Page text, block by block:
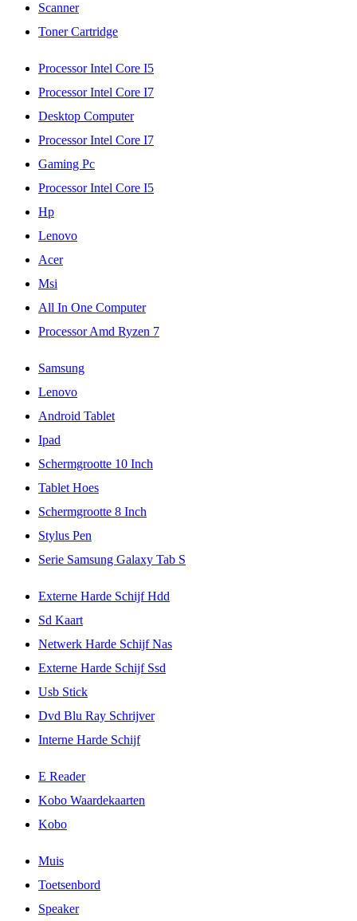
Scanner
Toner Cartridge
Processor Intel Core I5
Processor Intel Core I7
Desktop Computer
Processor Intel Core I7
Gaming Pc
Processor Intel Core I5
Hp
Lenovo
Acer
Msi
All In One Computer
Processor Amd Ryzen 7
Samsung
Lenovo
Android Tablet
Ipad
Schermgrootte 10 Inch
Tablet Hoes
Schermgrootte 8 Inch
Stylus Pen
Serie Samsung Galaxy Tab S
Externe Harde Schijf Hdd
Sd Kaart
Netwerk Harde Schijf Nas
Externe Harde Schijf Ssd
Usb Stick
Dvd Blu Ray Schrijver
Interne Harde Schijf
E Reader
Kobo Waardekaarten
Kobo
Muis
Toetsenbord
Speaker